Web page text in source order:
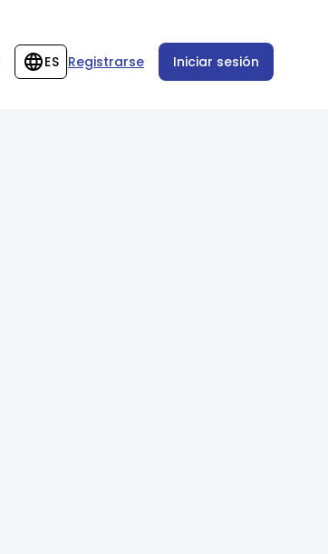
ES Registrarse Iniciar sesión